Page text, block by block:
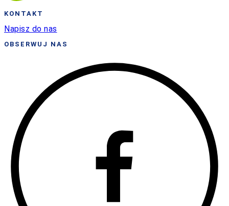
KONTAKT
Napisz do nas
OBSERWUJ NAS